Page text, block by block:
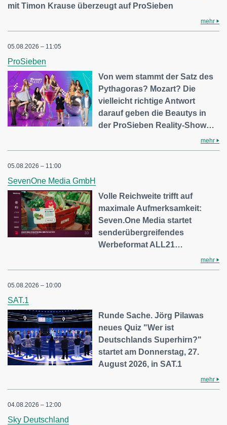
mit Timon Krause überzeugt auf ProSieben
mehr
05.08.2026 – 11:05
ProSieben
Von wem stammt der Satz des
Pythagoras? Mozart? Die
vielleicht richtige Antwort
darauf geben die Beautys in
der ProSieben Reality-Show…
mehr
05.08.2026 – 11:00
SevenOne Media GmbH
Volle Reichweite trifft auf
maximale Aufmerksamkeit:
Seven.One Media startet
senderübergreifendes
Werbeformat ALL21…
mehr
05.08.2026 – 10:00
SAT.1
Runde Sache. Jörg Pilawas
neues Quiz "Wer ist
Deutschlands Superhirn?"
startet am Donnerstag, 27.
August 2026, in SAT.1
mehr
04.08.2026 – 12:00
Sky Deutschland